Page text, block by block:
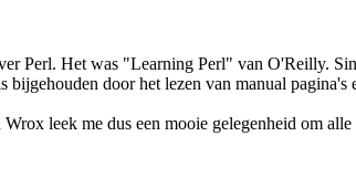
Perl. Het was "Learning Perl" van O'Reilly.
door het lezen van manual pagina's
leek me dus een mooie gelegenheid om